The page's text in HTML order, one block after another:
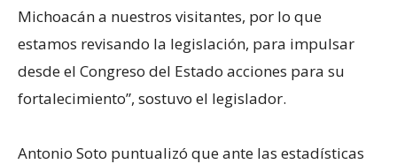
Michoacán a nuestros visitantes, por lo que
estamos revisando la legislación, para impulsar
desde el Congreso del Estado acciones para su
fortalecimiento”, sostuvo el legislador.
Antonio Soto puntualizó que ante las estadísticas